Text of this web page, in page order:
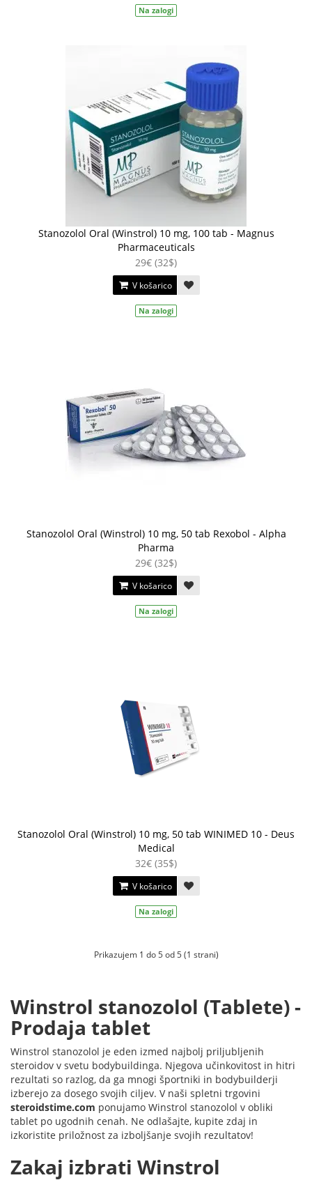
Na zalogi
Stanozolol Oral (Winstrol) 10 mg, 100 tab - Magnus
Pharmaceuticals
29€ (32$)
V košarico
Na zalogi
Stanozolol Oral (Winstrol) 10 mg, 50 tab Rexobol - Alpha
Pharma
29€ (32$)
V košarico
Na zalogi
Stanozolol Oral (Winstrol) 10 mg, 50 tab WINIMED 10 - Deus
Medical
32€ (35$)
V košarico
Na zalogi
Prikazujem 1 do 5 od 5 (1 strani)
Winstrol stanozolol (Tablete) -
Prodaja tablet
Winstrol stanozolol je eden izmed najbolj priljubljenih
steroidov v svetu bodybuildinga. Njegova učinkovitost in hitri
rezultati so razlog, da ga mnogi športniki in bodybuilderji
izberejo za dosego svojih ciljev. V naši spletni trgovini
steroidstime.com ponujamo Winstrol stanozolol v obliki
tablet po ugodnih cenah. Ne odlašajte, kupite zdaj in
izkoristite priložnost za izboljšanje svojih rezultatov!
Zakaj izbrati Winstrol